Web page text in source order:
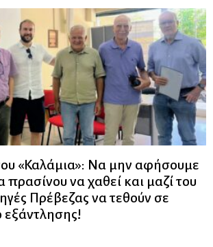
«Καλάμια»: Να μην αφήσουμε
να χαθεί και μαζί του
Πρέβεζας να τεθούν σε
εξάντλησης!